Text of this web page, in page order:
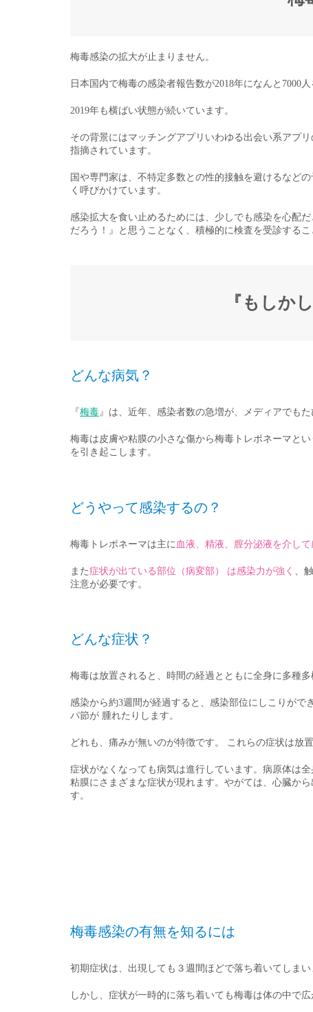
梅毒感染の拡大が止まりません。​
日本国内で梅毒の感染者報告数が2018年になんと7000人
2019年も横ばい状態が続いています。​
その背景にはマッチングアプリいわゆる出会い系アプ
指摘されています。​
国や専門家は、不特定多数との性的接触を避けるなど
く呼びかけています。
感染拡大を食い止めるためには、少しでも感染を心配
だろう！』と思うことなく、積極的に検査を受診するこ
『もしか
どんな病気？
『梅毒』は、近年、感染者数の急増が、メディアでも
梅毒は皮膚や粘膜の小さな傷から梅毒トレポネーマと
を引き起こします。
どうやって感染するの？
梅毒トレポネーマは主に 血液、精液、膣分泌液を介して
また症状が出ている部位（病変部） は感染力が強く
、
注意が必要です。
どんな症状？
梅毒は放置されると、時間の経過とともに全身に多種多
感染から約3週間が経過すると、感染部位にしこりが
パ節が 腫れたりします。
どれも、痛みが無いのが特徴です。 これらの症状は放
症状がなくなっても病気は進行しています。病原体は
粘膜にさまざまな症状が現れます。やがては、心臓か
す。
梅毒感染の有無を知るには
初期症状は、出現しても３週間ほどで落ち着いてしま
しかし、症状が一時的に落ち着いても梅毒は体の中で広